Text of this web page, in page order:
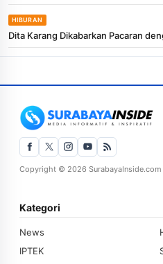
HIBURAN
Dita Karang Dikabarkan Pacaran
Copyright © 2026 SurabayaInside.com
Kategori
News
IPTEK